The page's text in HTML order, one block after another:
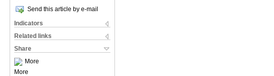
Send this article by e-mail
Indicators
Related links
Share
More
More